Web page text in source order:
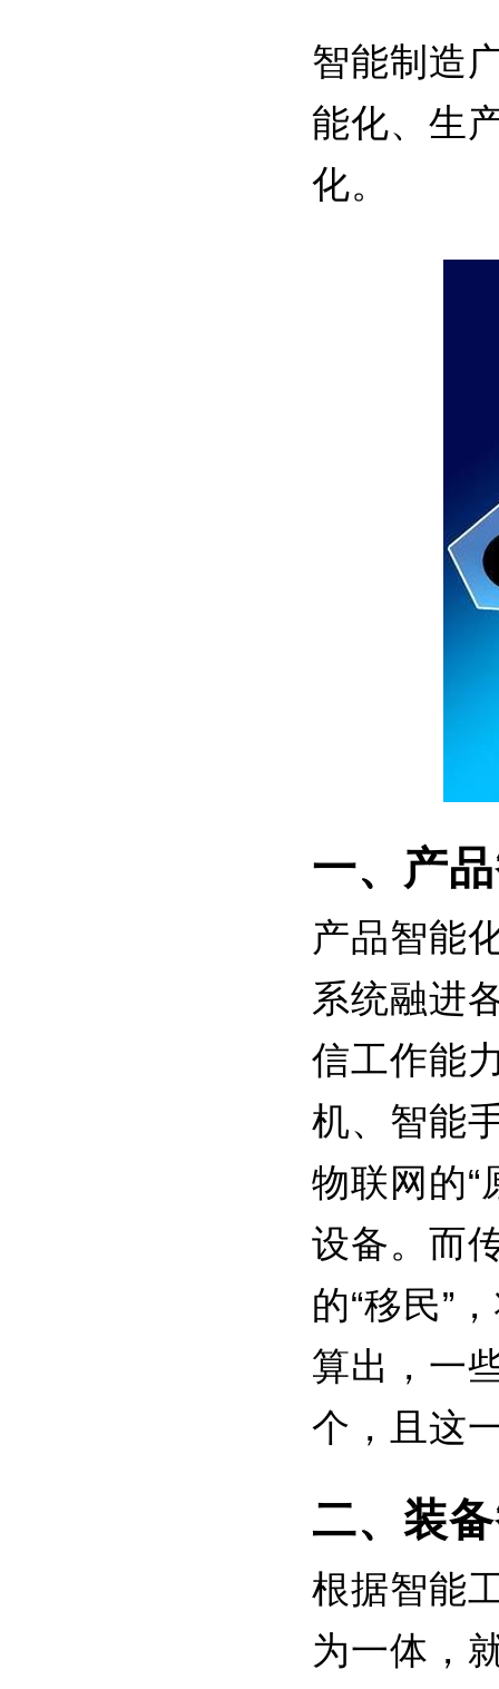
智能制造
能化、生
化。
一、产
产品智能
系统融进
信工作能
机、智能
物联网的“
设备。而
的“移民”
算出，一
个，且这
二、装
根据智能
为一体，